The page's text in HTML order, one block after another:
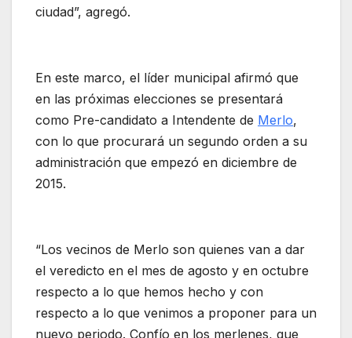
ciudad”, agregó.
En este marco, el líder municipal afirmó que
en las próximas elecciones se presentará
como Pre-candidato a Intendente de Merlo,
con lo que procurará un segundo orden a su
administración que empezó en diciembre de
2015.
“Los vecinos de Merlo son quienes van a dar
el veredicto en el mes de agosto y en octubre
respecto a lo que hemos hecho y con
respecto a lo que venimos a proponer para un
nuevo periodo. Confío en los merlenes, que